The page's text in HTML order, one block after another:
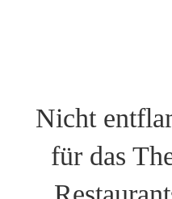
Nicht
für das